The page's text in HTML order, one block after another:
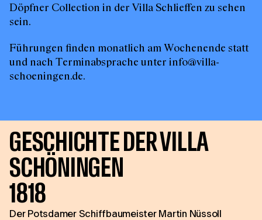
Döpfner Collection in der Villa Schlieffen zu sehen
sein.
Führungen finden monatlich am Wochenende statt
und nach Terminabsprache unter info@villa-
schoeningen.de.
GESCHICHTE DER VILLA
SCHÖNINGEN
1818
Der Potsdamer Schiffbaumeister Martin Nüssoll